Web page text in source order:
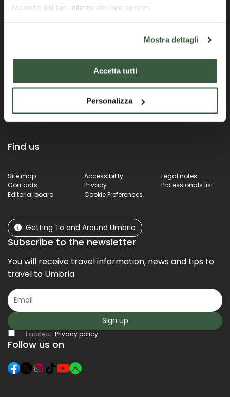
raccolto dal tuo utilizzo dei loro servizi.
Mostra dettagli
Accetta tutti
Personalizza
Official Portal of the Umbria Region
Find us
Site map Accessibility
Legal notes
Contacts
Privacy
Professionals list
Editorial board
Cookie Preferences
Getting To and Around Umbria
Subscribe to the newsletter
You will receive travel information, news and tips to
travel to Umbria
Sign up
I accept Privacy policy
Follow us on